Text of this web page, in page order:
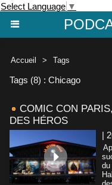
Select Language ▼
Accueil > Tags
Tags (8) : Chicago
COMIC CON
DES HÉROS
|
du